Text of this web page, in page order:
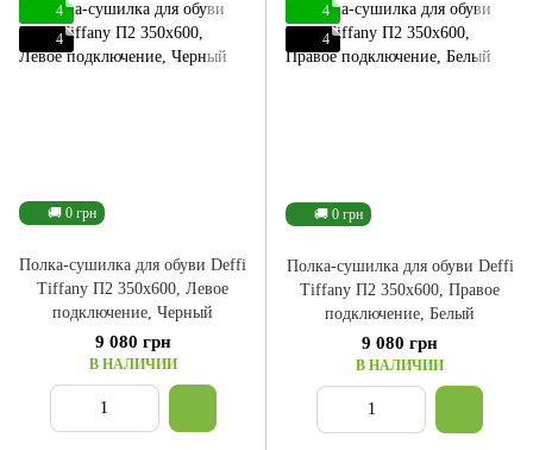
🚚 0 грн
4
4
Полка-сушилка для обуви Deffi
Tiffany П2 350x600, Левое
подключение, Черный
9 080 грн
В НАЛИЧИИ
🚚 0 грн
4
4
Полка-сушилка для обуви Deffi
Tiffany П2 350x600, Правое
подключение, Белый
9 080 грн
В НАЛИЧИИ